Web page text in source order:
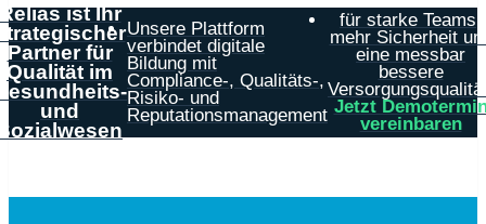
ist Ihr
Partner für
Qualität im
und
Unsere Plattform
verbindet digitale
Bildung mit
Compliance-, Qualitäts-,
Risiko- und
Reputationsmanagement
für starke Teams,
mehr Sicherheit
eine messbar
bessere
Jetzt
vereinbaren